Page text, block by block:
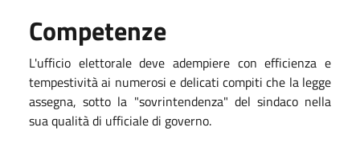
Competenze
L'ufficio elettorale deve adempiere con efficienza e
tempestività ai numerosi e delicati compiti che la legge
assegna, sotto la "sovrintendenza" del sindaco nella
sua qualità di ufficiale di governo.